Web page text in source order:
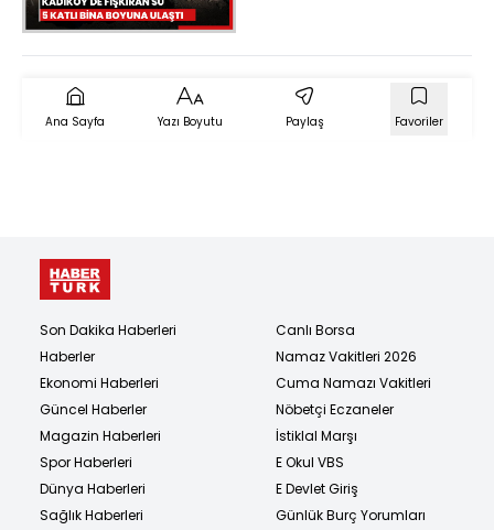
Ana Sayfa Yazı Boyutu Paylaş Favoriler
Son Dakika Haberleri
Haberler
Ekonomi Haberleri
Güncel Haberler
Magazin Haberleri
Spor Haberleri
Dünya Haberleri
Sağlık Haberleri
Canlı Borsa
Namaz Vakitleri 2026
Cuma Namazı Vakitleri
Nöbetçi Eczaneler
İstiklal Marşı
E Okul VBS
E Devlet Giriş
Günlük Burç Yorumları